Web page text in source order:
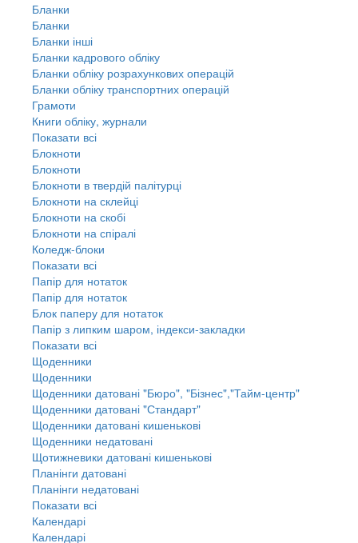
Бланки
Бланки
Бланки інші
Бланки кадрового обліку
Бланки обліку розрахункових операцій
Бланки обліку транспортних операцій
Грамоти
Книги обліку, журнали
Показати всі
Блокноти
Блокноти
Блокноти в твердій палітурці
Блокноти на склейці
Блокноти на скобі
Блокноти на спіралі
Коледж-блоки
Показати всі
Папір для нотаток
Папір для нотаток
Блок паперу для нотаток
Папір з липким шаром, індекси-закладки
Показати всі
Щоденники
Щоденники
Щоденники датовані "Бюро", "Бізнес","Тайм-центр"
Щоденники датовані "Стандарт"
Щоденники датовані кишенькові
Щоденники недатовані
Щотижневики датовані кишенькові
Планінги датовані
Планінги недатовані
Показати всі
Календарі
Календарі